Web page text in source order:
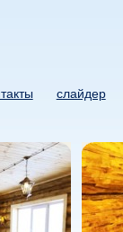
слайдер